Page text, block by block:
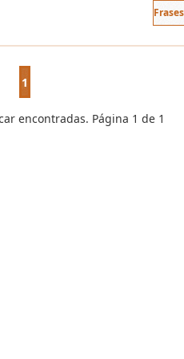
1
encontradas. Página 1 de 1